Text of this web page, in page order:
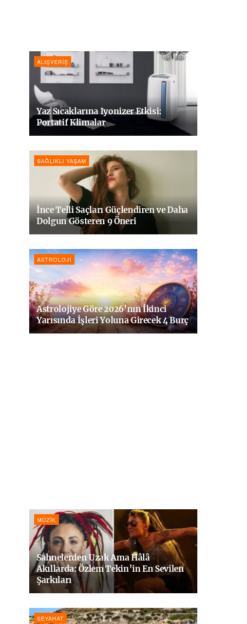
ALIŞVERIŞ
Yaz Sıcaklarına Iyonizer Etkisi:
Portatif Klimalar
SAĞLIKLI YAŞAM
İnce Telli Saçları Güçlendiren ve Daha
Dolgun Gösteren 9 Öneri
ASTROLOJI
Astrolojiye Göre 2026’nın İkinci
Yarısında İşleri Yoluna Girecek 4 Burç
MÜZIK
Sahnelerden Uzak Ama Hâlâ
Akıllarda: Özlem Tekin’in En Sevilen
Şarkıları
SEYAHAT